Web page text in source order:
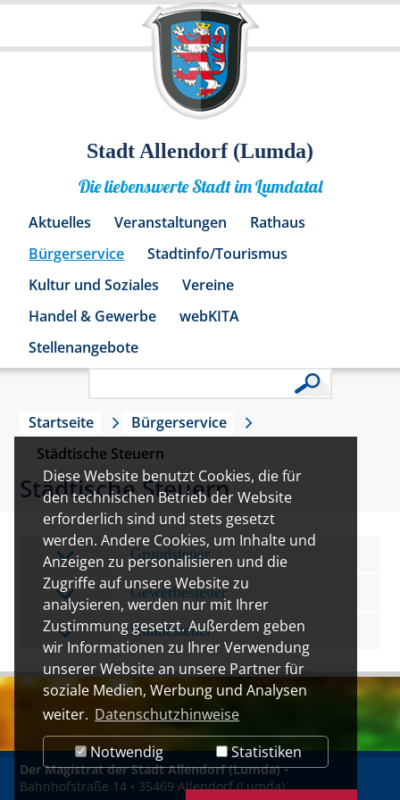
Diese Website benutzt Cookies, die für
den technischen Betrieb der Website
erforderlich sind und stets gesetzt
werden. Andere Cookies, um Inhalte und
Anzeigen zu personalisieren und die
Zugriffe auf unsere Website zu
analysieren, werden nur mit Ihrer
Zustimmung gesetzt. Außerdem geben
wir Informationen zu Ihrer Verwendung
unserer Website an unsere Partner für
soziale Medien, Werbung und Analysen
weiter. Datenschutzhinweise
Notwendig
Statistiken
Stadt Allendorf (Lumda)
Die liebenswerte Stadt im Lumdatal
Aktuelles Veranstaltungen
Rathaus
Bürgerservice
Stadtinfo/Tourismus
Kultur und Soziales
Vereine
Handel & Gewerbe
webKITA
Stellenangebote
Startseite
Bürgerservice
Städtische Steuern
Städtische Steuern
Grundsteuer
Gewerbesteuer
Hundesteuer
Der Magistrat der Stadt Allendorf (Lumda)•
Bahnhofstraße 14 • 35469 Allendorf (Lumda)